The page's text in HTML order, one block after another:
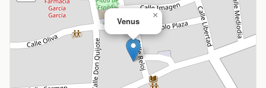
Venus
×